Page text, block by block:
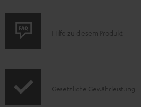
e
e
P
u
Hilfe zu diesem Produkt
IGesetzliche Gewährleistung